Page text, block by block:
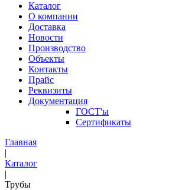
Каталог
О компании
Доставка
Новости
Производство
Объекты
Контакты
Прайс
Реквизиты
Документация
ГОСТ'ы
Сертификаты
Главная
|
Каталог
|
Трубы